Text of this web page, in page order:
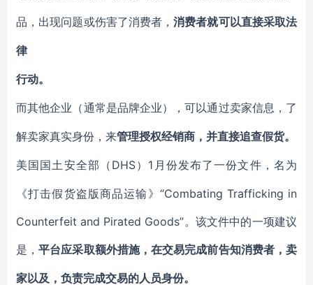
品，出现问题或伤害了消费者，消费者就可以直接采取法
律
行动。
而其他企业（通常是品牌企业），可以通过卖家信息，了
解卖家真实身份，来管理授权经销商，并直接追查假货。
美国国土安全部（ DHS）1月份发布了一份文件，名为
《打击假货盗版商品运输》“Combating Trafficking in
Counterfeit and Pirated Goods”。该文件中的一项建议
是，平台应采取额外措施，在交易完成前告知消费者，卖
家以及，负责完成交易的人员身份。